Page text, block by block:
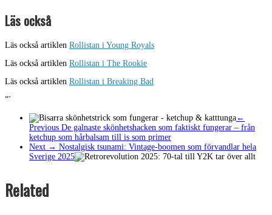
Läs också
Läs också artiklen Rollistan i Young Royals
Läs också artiklen Rollistan i The Rookie
Läs också artiklen Rollistan i Breaking Bad
”`
←
Previous De galnaste skönhetshacken som faktiskt fungerar – från
ketchup som hårbalsam till is som primer
Next → Nostalgisk tsunami: Vintage-boomen som förvandlar hela
Sverige 2025
Related